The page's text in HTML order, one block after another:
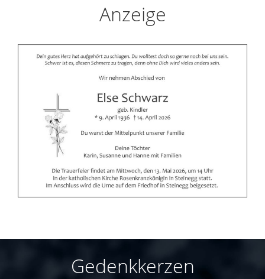
Anzeige
Gedenkkerzen